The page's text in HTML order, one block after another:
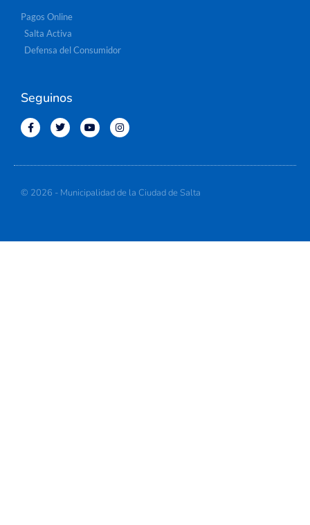
Pagos Online
Salta Activa
Defensa del Consumidor
Seguinos
© 2026 - Municipalidad de la Ciudad de Salta